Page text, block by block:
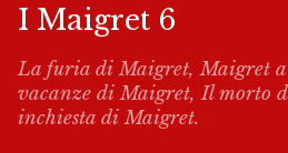
I Maigret 6
La furia di Maigret, Maigret a
vacanze di Maigret, Il morto
inchiesta di Maigret.